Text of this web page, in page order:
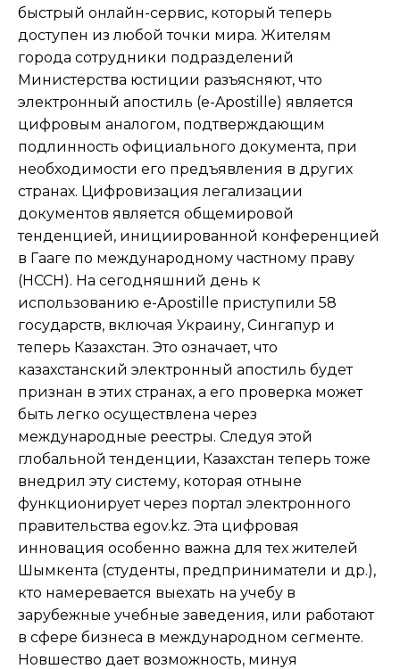
быстрый онлайн-сервис, который теперь
доступен из любой точки мира. Жителям
города сотрудники подразделений
Министерства юстиции разъясняют, что
электронный апостиль (e-Apostille) является
цифровым аналогом, подтверждающим
подлинность официального документа, при
необходимости его предъявления в других
странах. Цифровизация легализации
документов является общемировой
тенденцией, инициированной конференцией
в Гааге по международному частному праву
(HCCH). На сегодняшний день к
использованию e-Apostille приступили 58
государств, включая Украину, Сингапур и
теперь Казахстан. Это означает, что
казахстанский электронный апостиль будет
признан в этих странах, а его проверка может
быть легко осуществлена через
международные реестры. Следуя этой
глобальной тенденции, Казахстан теперь тоже
внедрил эту систему, которая отныне
функционирует через портал электронного
правительства egov.kz. Эта цифровая
инновация особенно важна для тех жителей
Шымкента (студенты, предприниматели и др.),
кто намеревается выехать на учебу в
зарубежные учебные заведения, или работают
в сфере бизнеса в международном сегменте.
Новшество дает возможность, минуя